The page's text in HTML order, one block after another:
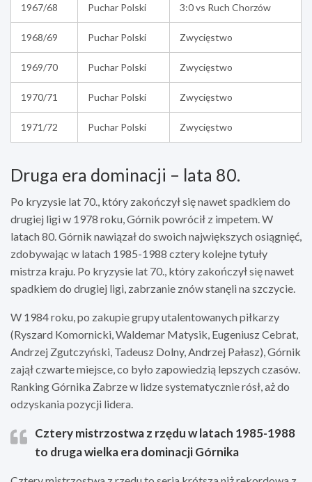
1967/68 Puchar Polski 3:0 vs Ruch Chorzów
1968/69 Puchar Polski Zwycięstwo
1969/70 Puchar Polski Zwycięstwo
1970/71 Puchar Polski Zwycięstwo
1971/72 Puchar Polski Zwycięstwo
Druga era dominacji – lata 80.
Po kryzysie lat 70., który zakończył się nawet spadkiem do
drugiej ligi w 1978 roku, Górnik powrócił z impetem. W
latach 80. Górnik nawiązał do swoich największych osiągnięć,
zdobywając w latach 1985-1988 cztery kolejne tytuły
mistrza kraju. Po kryzysie lat 70., który zakończył się nawet
spadkiem do drugiej ligi, zabrzanie znów stanęli na szczycie.
W 1984 roku, po zakupie grupy utalentowanych piłkarzy
(Ryszard Komornicki, Waldemar Matysik, Eugeniusz Cebrat,
Andrzej Zgutczyński, Tadeusz Dolny, Andrzej Pałasz), Górnik
zajął czwarte miejsce, co było zapowiedzią lepszych czasów.
Ranking Górnika Zabrze w lidze systematycznie rósł, aż do
odzyskania pozycji lidera.
Cztery mistrzostwa z rzędu w latach 1985-1988
to druga wielka era dominacji Górnika